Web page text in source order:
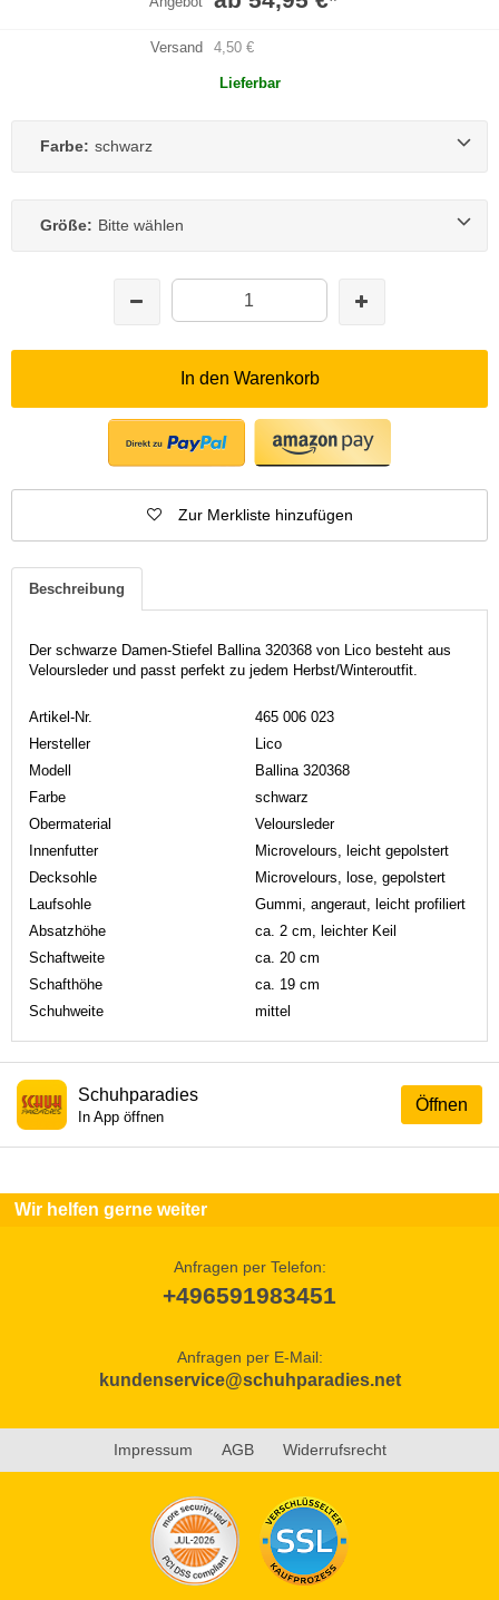
Versand 4,50 €
Lieferbar
Farbe: schwarz
Größe: Bitte wählen
In den Warenkorb
Zur Merkliste hinzufügen
Beschreibung
Der schwarze Damen-Stiefel Ballina 320368 von Lico besteht aus
Veloursleder und passt perfekt zu jedem Herbst/Winteroutfit.
Artikel-Nr.
465 006 023
Hersteller
Lico
Modell
Ballina 320368
Farbe
schwarz
Obermaterial
Veloursleder
Innenfutter
Microvelours, leicht gepolstert
Decksohle
Microvelours, lose, gepolstert
Laufsohle
Gummi, angeraut, leicht profiliert
Absatzhöhe
ca. 2 cm, leichter Keil
Schaftweite
ca. 20 cm
Schafthöhe
ca. 19 cm
Schuhweite
mittel
Öffnen
Schuhparadies
In App öffnen
Wir helfen gerne weiter
Anfragen per Telefon:
+496591983451
Anfragen per E-Mail:
kundenservice@schuhparadies.net
Impressum AGB Widerrufsrecht